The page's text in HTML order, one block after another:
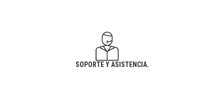
SOPORTE Y ASISTENCIA.